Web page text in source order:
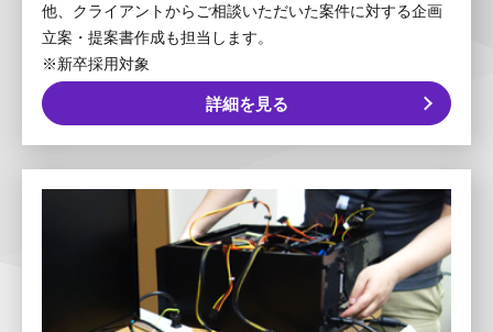
他、クライアントからご相談いただいた案件に対する企画
立案・提案書作成も担当します。
※新卒採用対象
詳細を見る